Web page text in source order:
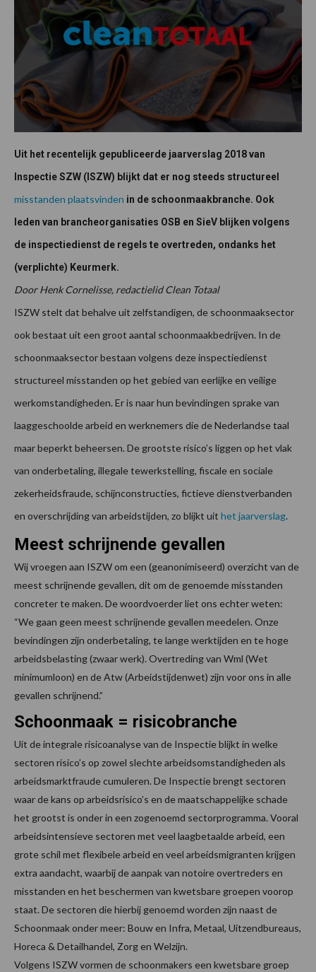
Uit het recentelijk gepubliceerde jaarverslag 2018 van
Inspectie SZW (ISZW) blijkt dat er nog steeds structureel
misstanden plaatsvinden in de schoonmaakbranche. Ook
leden van brancheorganisaties OSB en SieV blijken volgens
de inspectiedienst de regels te overtreden, ondanks het
(verplichte) Keurmerk.
Door Henk Cornelisse, redactielid Clean Totaal
ISZW stelt dat behalve uit zelfstandigen, de schoonmaaksector
ook bestaat uit een groot aantal schoonmaakbedrijven. In de
schoonmaaksector bestaan volgens deze inspectiedienst
structureel misstanden op het gebied van eerlijke en veilige
werkomstandigheden. Er is naar hun bevindingen sprake van
laaggeschoolde arbeid en werknemers die de Nederlandse taal
maar beperkt beheersen. De grootste risico’s liggen op het vlak
van onderbetaling, illegale tewerkstelling, fiscale en sociale
zekerheidsfraude, schijnconstructies, fictieve dienstverbanden
en overschrijding van arbeidstijden, zo blijkt uit het jaarverslag.
Meest schrijnende gevallen
Wij vroegen aan ISZW om een (geanonimiseerd) overzicht van de
meest schrijnende gevallen, dit om de genoemde misstanden
concreter te maken. De woordvoerder liet ons echter weten:
“We gaan geen meest schrijnende gevallen meedelen. Onze
bevindingen zijn onderbetaling, te lange werktijden en te hoge
arbeidsbelasting (zwaar werk). Overtreding van Wml (Wet
minimumloon) en de Atw (Arbeidstijdenwet) zijn voor ons in alle
gevallen schrijnend.”
Schoonmaak = risicobranche
Uit de integrale risicoanalyse van de Inspectie blijkt in welke
sectoren risico’s op zowel slechte arbeidsomstandigheden als
arbeidsmarktfraude cumuleren. De Inspectie brengt sectoren
waar de kans op arbeidsrisico’s en de maatschappelijke schade
het grootst is onder in een zogenoemd sectorprogramma. Vooral
arbeidsintensieve sectoren met veel laagbetaalde arbeid, een
grote schil met flexibele arbeid en veel arbeidsmigranten krijgen
extra aandacht, waarbij de aanpak van notoire overtreders en
misstanden en het beschermen van kwetsbare groepen voorop
staat. De sectoren die hierbij genoemd worden zijn naast de
Schoonmaak onder meer: Bouw en Infra, Metaal, Uitzendbureaus,
Horeca & Detailhandel, Zorg en Welzijn.
Volgens ISZW vormen de schoonmakers een kwetsbare groep